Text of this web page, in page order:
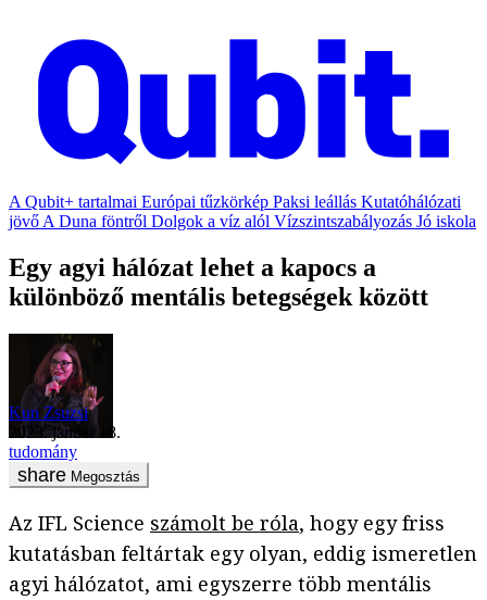
A Qubit+ tartalmai Európai tűzkörkép Paksi leállás Kutatóhálózati
jövő A Duna föntről Dolgok a víz alól Vízszintszabályozás Jó iskola
Egy agyi hálózat lehet a kapocs a
különböző mentális betegségek között
Kun Zsuzsi
2023. január 18.
tudomány
Megosztás
Az IFL Science számolt be róla, hogy egy friss
kutatásban feltártak egy olyan, eddig ismeretlen
agyi hálózatot, ami egyszerre több mentális